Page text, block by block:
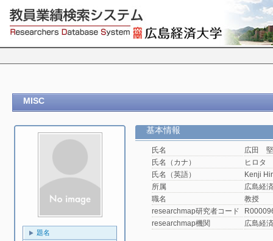
MISC
題名
基本情報
氏名
広田
氏名（カナ）
ヒロタ
氏名（英語）
Kenji
所属
広島経
職名
教授
researchmap研究者コード
researchmap機関
広島経